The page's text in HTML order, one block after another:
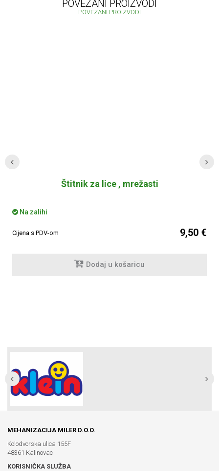
POVEZANI PROIZVODI
POVEZANI PROIZVODI
Štitnik za lice , mrežasti
Na zalihi
Cijena s PDV-om 9,50 €
Dodaj u košaricu
MEHANIZACIJA MILER D.O.O.
Kolodvorska ulica 155F
48361 Kalinovac
KORISNIČKA SLUŽBA